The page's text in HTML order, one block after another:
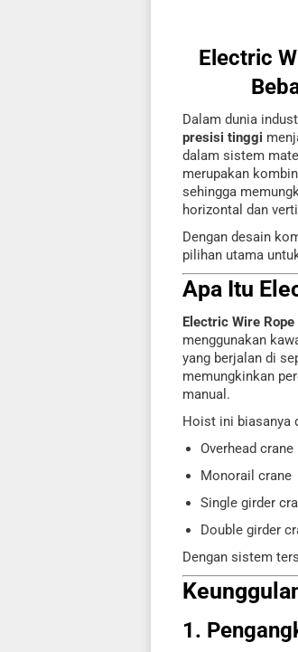
Electric
Dalam dunia
presisi tinggi
dalam sistem
merupakan
sehingga
horizontal dan
Dengan desain
pilihan utama
Apa Itu
Electric Wire
menggunakan
yang berjalan di
memungkinkan
manual.
Hoist ini biasanya
Overhead crane
Monorail crane
Single girder
Double girder
Dengan sistem
1.